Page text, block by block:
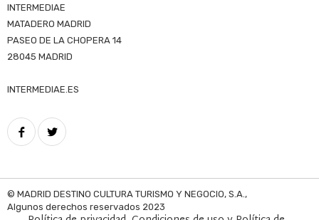
INTERMEDIAE
MATADERO MADRID
PASEO DE LA CHOPERA 14
28045 MADRID
INTERMEDIAE.ES
© MADRID DESTINO CULTURA TURISMO Y NEGOCIO, S.A.,
Algunos derechos reservados 2023